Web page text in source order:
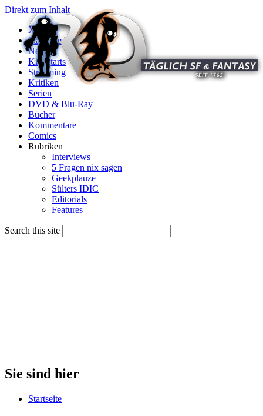
Direkt zum Inhalt
X
Startseite
News
Kinostarts
Streaming
Kritiken
Serien
DVD & Blu-Ray
Bücher
Kommentare
Comics
Rubriken
Interviews
5 Fragen nix sagen
Geekplauze
Sülters IDIC
Editorials
Features
Search this site
Sie sind hier
Startseite